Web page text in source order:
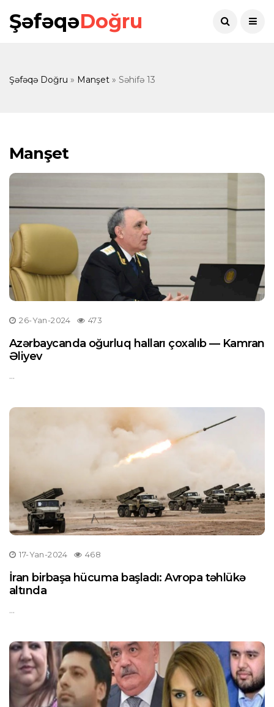
ŞəfəqəDoğru
Şəfəqə Doğru » Manşet » Səhifə 13
Manşet
26-Yan-2024 473
Azərbaycanda oğurluq halları çoxalıb — Kamran
Əliyev
...
17-Yan-2024 468
İran birbaşa hücuma başladı: Avropa təhlükə
altında
...